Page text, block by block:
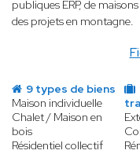
publiques ERP, de
des projets en montagne.
9 types de biens
Maison individuelle
Chalet / Maison en
bois
Résidentiel collectif